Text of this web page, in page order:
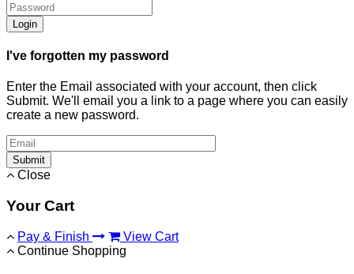
Login
I've forgotten my password
Enter the Email associated with your account, then click
Submit. We'll email you a link to a page where you can easily
create a new password.
Submit
Close
Your Cart
Pay & Finish
View Cart
Continue Shopping